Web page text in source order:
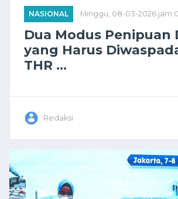
NASIONAL Minggu, 08-03-2026 jam
Dua Modus Penipuan
yang Harus
THR ...
Redaksi